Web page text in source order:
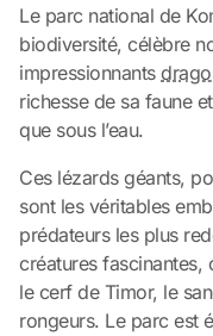
Le parc national de
biodiversité, célèbre
impressionnants
richesse de sa faune
que sous l’eau.
Ces lézards géants,
sont les véritables
prédateurs les plus
créatures fascinantes,
le cerf de Timor, le
rongeurs. Le parc est